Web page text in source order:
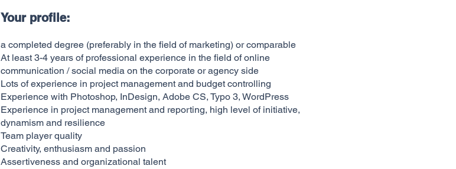
Your profile:
a completed degree (preferably in the field of marketing) or comparable
At least 3-4 years of professional experience in the field of online
communication / social media on the corporate or agency side
Lots of experience in project management and budget controlling
Experience with Photoshop, InDesign, Adobe CS, Typo 3, WordPress
Experience in project management and reporting, high level of initiative,
dynamism and resilience
Team player quality
Creativity, enthusiasm and passion
Assertiveness and organizational talent